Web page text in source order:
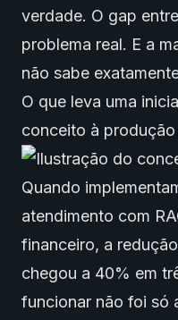
verdade. O gap
problema real. E a
não sabe
O que leva uma
conceito à produção
Quando
atendimento com
financeiro, a
chegou a 40% em
funcionar não foi